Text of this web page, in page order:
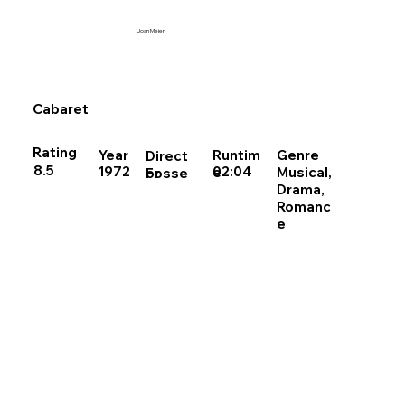
Joan Meier
Cabaret
Year
Direct
or
Runtim
e
Genre
1972
Fosse 02:04
Musical,
Drama,
Romanc
e
Rating
8.5